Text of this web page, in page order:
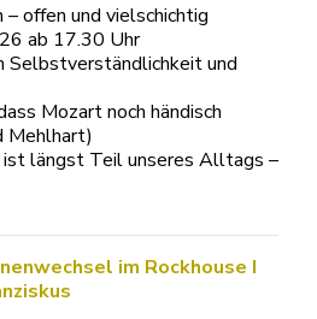
offen und vielschichtig
ab 17.30 Uhr
Selbstverständlichkeit und
Mozart noch händisch
Mehlhart)
längst Teil unseres Alltags –
im Rockhouse I